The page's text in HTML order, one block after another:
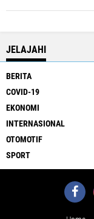
JELAJAHI
BERITA
COVID-19
EKONOMI
INTERNASIONAL
OTOMOTIF
SPORT